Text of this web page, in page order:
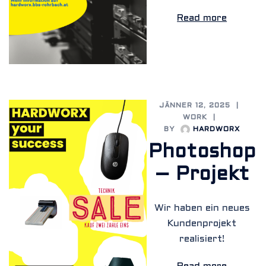
Read more
JÄNNER 12, 2025
WORK
BY
HARDWORX
Photoshop
– Projekt
Wir haben ein neues
Kundenprojekt
realisiert!